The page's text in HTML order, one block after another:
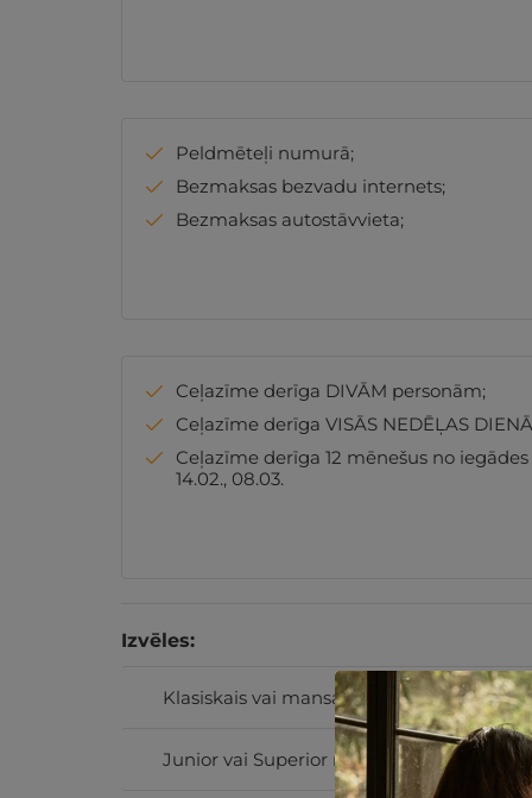
Peldmēteļi numurā;
Bezmaksas bezvadu internets;
Bezmaksas autostāvvieta;
Ceļazīme derīga DIVĀM personām;
Ceļazīme derīga VISĀS NEDĒĻAS
Ceļazīme derīga 12 mēnešus no iegādes
14.02., 08.03.
Izvēles:
Klasiskais vai mansarda Superior numurs
Junior vai Superior numurs